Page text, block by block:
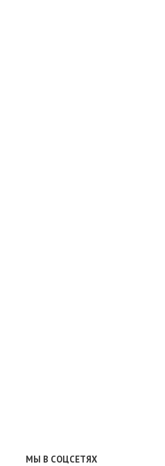
МЫ В СОЦСЕТЯХ